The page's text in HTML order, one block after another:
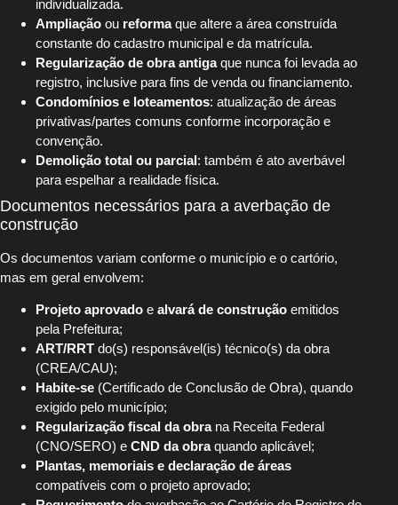
individualizada.
Ampliação ou reformaque altere a área construída
constante do cadastro municipal e da matrícula.
Regularização de obra antigaque nunca foi levada ao
registro, inclusive para fins de venda ou financiamento.
Condomínios e loteamentos: atualização de áreas
privativas/partes comuns conforme incorporação e
convenção.
Demolição total ou parcial: também é ato averbável
para espelhar a realidade física.
Documentos necessários para a averbação de
construção
Os documentos variam conforme o município e o cartório,
mas em geral envolvem:
Projeto aprovado e alvará de construção emitidos
pela Prefeitura;
ART/RRT do(s) responsável(is) técnico(s) da obra
(CREA/CAU);
Habite-se (Certificado de Conclusão de Obra), quando
exigido pelo município;
Regularização fiscal da obrana Receita Federal
(CNO/SERO) e CND da obraquando aplicável;
Plantas, memoriais e declaração de áreas
compatíveis com o projeto aprovado;